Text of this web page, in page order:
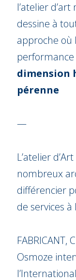
l’atelier
dessine à
approche où
performance
dimension
pérenne
—
L’atelier
nombreux
différencier
de services
FABRICANT,
Osmoze